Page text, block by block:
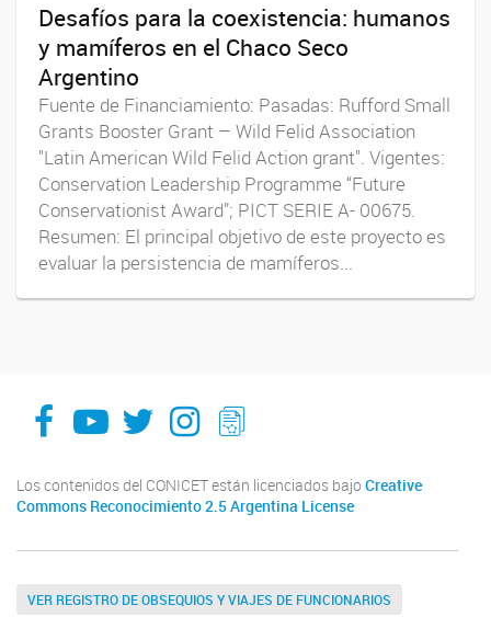
Desafíos para la coexistencia: humanos
y mamíferos en el Chaco Seco
Argentino
Fuente de Financiamiento: Pasadas: Rufford Small
Grants Booster Grant – Wild Felid Association
"Latin American Wild Felid Action grant". Vigentes:
Conservation Leadership Programme “Future
Conservationist Award”; PICT SERIE A- 00675.
Resumen: El principal objetivo de este proyecto es
evaluar la persistencia de mamíferos...
facebook
youtube
Twitter
Instagram
LeChasquier Boletin Digital 70
Los contenidos del CONICET están licenciados bajo Creative
Commons Reconocimiento 2.5 Argentina License
VER REGISTRO DE OBSEQUIOS Y VIAJES DE FUNCIONARIOS